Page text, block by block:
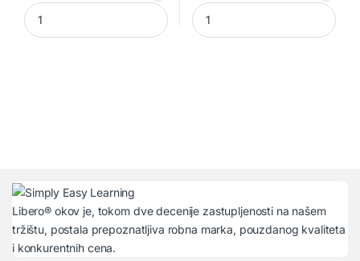
Kvaka rozeta ARNO quantity Kvaka štit REAL quantity
Libero® okov je, tokom dve decenije zastupljenosti na našem
tržištu, postala prepoznatljiva robna marka, pouzdanog kvaliteta
i konkurentnih cena.